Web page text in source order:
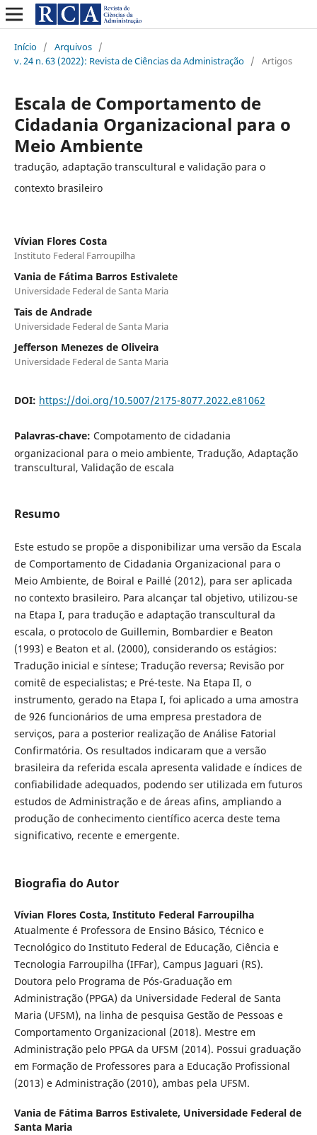
Início / Arquivos /
v. 24 n. 63 (2022): Revista de Ciências da Administração / Artigos
Escala de Comportamento de
Cidadania Organizacional para o
Meio Ambiente
tradução, adaptação transcultural e validação para o
contexto brasileiro
Vívian Flores Costa
Instituto Federal Farroupilha
Vania de Fátima Barros Estivalete
Universidade Federal de Santa Maria
Tais de Andrade
Universidade Federal de Santa Maria
Jefferson Menezes de Oliveira
Universidade Federal de Santa Maria
DOI: https://doi.org/10.5007/2175-8077.2022.e81062
Palavras-chave: Compotamento de cidadania
organizacional para o meio ambiente, Tradução, Adaptação
transcultural, Validação de escala
Resumo
Este estudo se propõe a disponibilizar uma versão da Escala
de Comportamento de Cidadania Organizacional para o
Meio Ambiente, de Boiral e Paillé (2012), para ser aplicada
no contexto brasileiro. Para alcançar tal objetivo, utilizou-se
na Etapa I, para tradução e adaptação transcultural da
escala, o protocolo de Guillemin, Bombardier e Beaton
(1993) e Beaton et al. (2000), considerando os estágios:
Tradução inicial e síntese; Tradução reversa; Revisão por
comitê de especialistas; e Pré-teste. Na Etapa II, o
instrumento, gerado na Etapa I, foi aplicado a uma amostra
de 926 funcionários de uma empresa prestadora de
serviços, para a posterior realização de Análise Fatorial
Confirmatória. Os resultados indicaram que a versão
brasileira da referida escala apresenta validade e índices de
confiabilidade adequados, podendo ser utilizada em futuros
estudos de Administração e de áreas afins, ampliando a
produção de conhecimento científico acerca deste tema
significativo, recente e emergente.
Biografia do Autor
Vívian Flores Costa, Instituto Federal Farroupilha
Atualmente é Professora de Ensino Básico, Técnico e
Tecnológico do Instituto Federal de Educação, Ciência e
Tecnologia Farroupilha (IFFar), Campus Jaguari (RS).
Doutora pelo Programa de Pós-Graduação em
Administração (PPGA) da Universidade Federal de Santa
Maria (UFSM), na linha de pesquisa Gestão de Pessoas e
Comportamento Organizacional (2018). Mestre em
Administração pelo PPGA da UFSM (2014). Possui graduação
em Formação de Professores para a Educação Profissional
(2013) e Administração (2010), ambas pela UFSM.
Vania de Fátima Barros Estivalete, Universidade Federal de
Santa Maria